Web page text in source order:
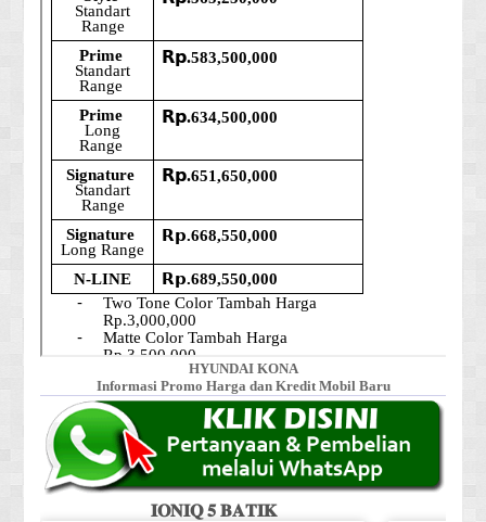
HYUNDAI KONA
Informasi Promo Harga dan Kredit Mobil Baru
𝐈𝐎𝐍𝐈𝐐 𝟓 𝐁𝐀𝐓𝐈𝐊